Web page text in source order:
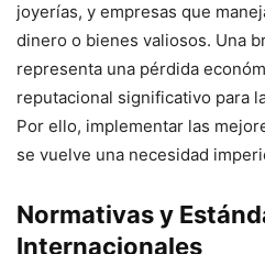
joyerías, y empresas que
dinero o bienes valiosos. Una
representa una pérdida
reputacional significativo para
Por ello, implementar las
se vuelve una necesidad
Normativas y
Internacionales